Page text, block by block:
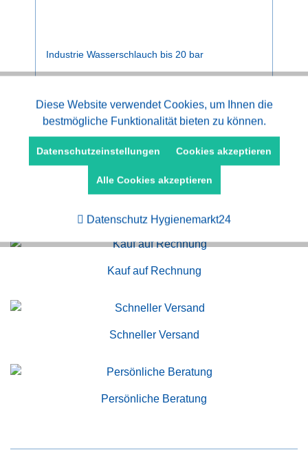
Industrie Wasserschlauch bis 20 bar
Preise nach Anmeldung.
Kauf auf Rechnung
Schneller Versand
Persönliche Beratung
Funktionale Aktiv
Marketing Aktiv
Aktiv
Diese Website verwendet Cookies, um Ihnen die
bestmögliche Funktionalität bieten zu können.
Datenschutzeinstellungen Cookies akzeptieren
Alle Cookies akzeptieren
Datenschutz Hygienemarkt24